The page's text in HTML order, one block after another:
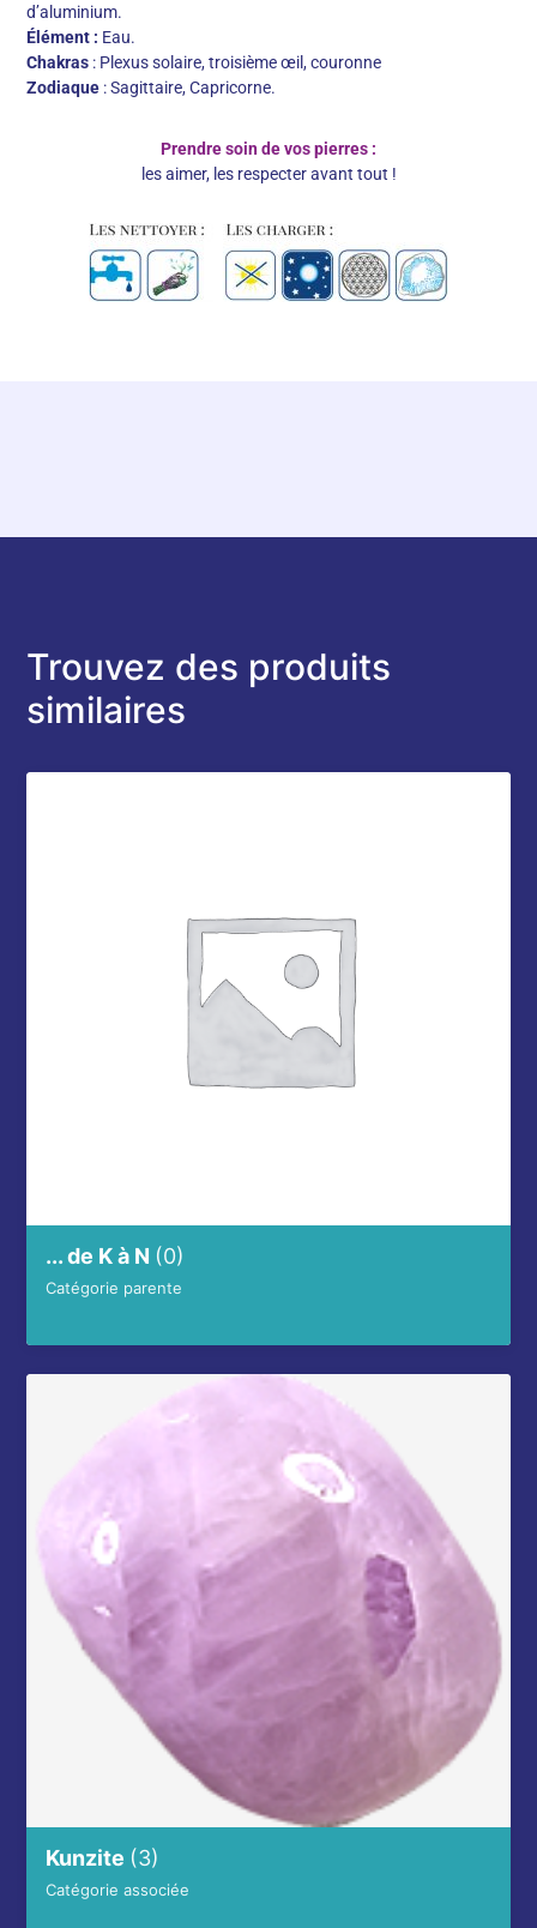
d’aluminium.
Élément : Eau.
Chakras : Plexus solaire, troisième œil, couronne
Zodiaque : Sagittaire, Capricorne.
Prendre soin de vos pierres :
les aimer, les respecter avant tout !
Trouvez des produits
similaires
... de K à N (0)
Catégorie parente
Kunzite (3)
Catégorie associée